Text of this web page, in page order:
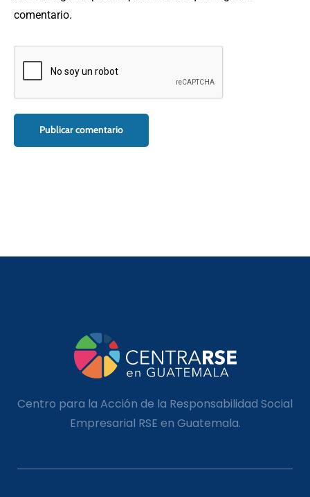
comentario.
Centro para la Acción de la Responsabilidad Social
Empresarial RSE en Guatemala.